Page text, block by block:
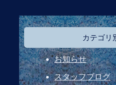
カテゴリ
お知らせ
スタッフブログ